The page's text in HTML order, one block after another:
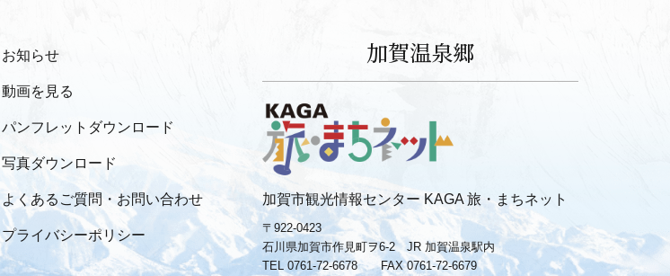
お知らせ
動画を見る
パンフレットダウンロード
写真ダウンロード
よくあるご質問・お問い合わせ
プライバシーポリシー
加賀温泉郷
加賀市観光情報センター KAGA 旅・まちネット
〒922-0423
石川県加賀市作見町ヲ6-2 JR 加賀温泉駅内
TEL 0761-72-6678
FAX 0761-72-6679